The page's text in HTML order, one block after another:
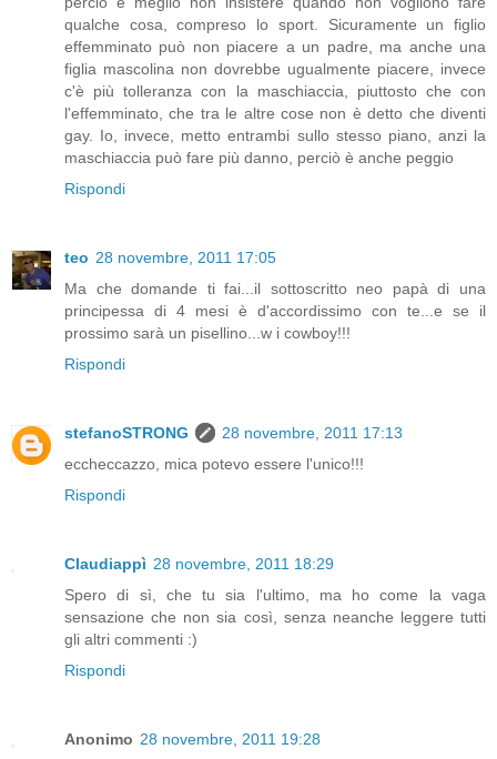
qualche cosa, compreso lo sport. Sicuramente un figlio
effemminato può non piacere a un padre, ma anche una
figlia mascolina non dovrebbe ugualmente piacere, invece
c'è più tolleranza con la maschiaccia, piuttosto che con
l'effemminato, che tra le altre cose non è detto che diventi
gay. Io, invece, metto entrambi sullo stesso piano, anzi la
maschiaccia può fare più danno, perciò è anche peggio
Rispondi
teo 28 novembre, 2011 17:05
Ma che domande ti fai...il sottoscritto neo papà di una
principessa di 4 mesi è d'accordissimo con te...e se il
prossimo sarà un pisellino...w i cowboy!!!
Rispondi
stefanoSTRONG
28 novembre, 2011 17:13
eccheccazzo, mica potevo essere l'unico!!!
Rispondi
Claudiappì 28 novembre, 2011 18:29
Spero di sì, che tu sia l'ultimo, ma ho come la vaga
sensazione che non sia così, senza neanche leggere tutti
gli altri commenti :)
Rispondi
Anonimo 28 novembre, 2011 19:28